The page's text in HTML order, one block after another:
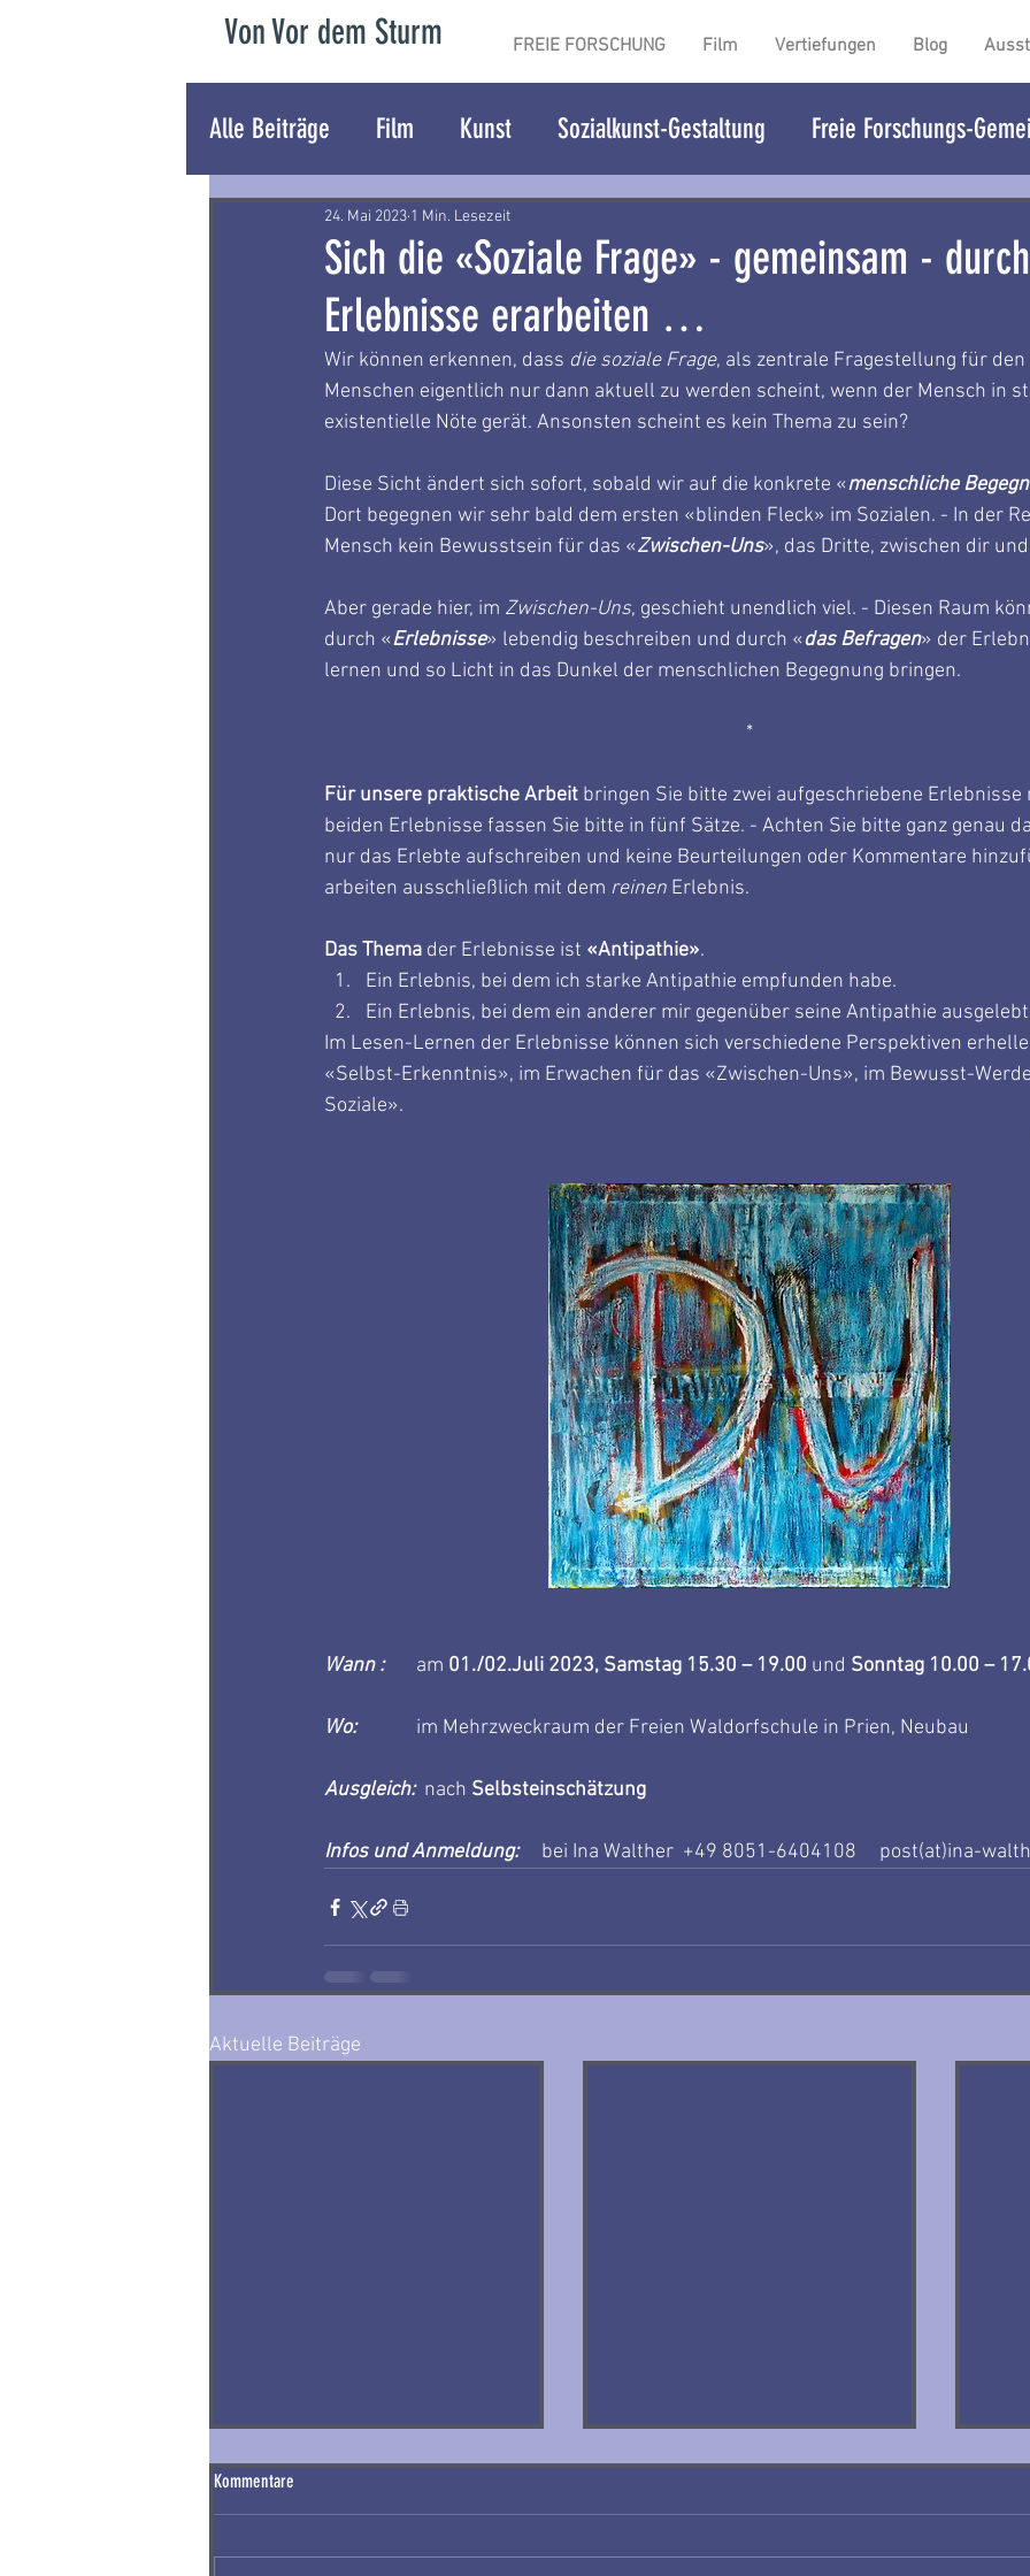
Von Vor dem Sturm FREIE FORSCHUNG Film Vertiefungen Blog
Alle Beiträge Film Kunst Sozialkunst-Gestaltung Freie Forschungs-
Sich die «Soziale Frage» - gemeinsam - durch
Erlebnisse erarbeiten …
24. Mai 2023 1 Min. Lesezeit
Wir können erkennen, dass die soziale Frage, als zentrale Fragestellung für den
Menschen eigentlich nur dann aktuell zu werden scheint, wenn der Mensch in
existentielle Nöte gerät. Ansonsten scheint es kein Thema zu sein?
Diese Sicht ändert sich sofort, sobald wir auf die konkrete «menschliche
Dort begegnen wir sehr bald dem ersten «blinden Fleck» im Sozialen. - In der
Mensch kein Bewusstsein für das «Zwischen-Uns», das Dritte, zwischen dir
Aber gerade hier, im Zwischen-Uns, geschieht unendlich viel. - Diesen Raum
durch «Erlebnisse» lebendig beschreiben und durch «das Befragen» der
lernen und so Licht in das Dunkel der menschlichen Begegnung bringen.
*
Für unsere praktische Arbeit bringen Sie bitte zwei aufgeschriebene Erlebnisse
beiden Erlebnisse fassen Sie bitte in fünf Sätze. - Achten Sie bitte ganz genau
nur das Erlebte aufschreiben und keine Beurteilungen oder Kommentare
arbeiten ausschließlich mit dem reinen Erlebnis.
Das Thema der Erlebnisse ist «Antipathie».
Ein Erlebnis, bei dem ich starke Antipathie empfunden habe.
Ein Erlebnis, bei dem ein anderer mir gegenüber seine Antipathie
Im Lesen-Lernen der Erlebnisse können sich verschiedene Perspektiven
«Selbst-Erkenntnis», im Erwachen für das «Zwischen-Uns», im Bewusst-
Soziale».
Wann :
	am
01./02.Juli 2023, Samstag 15.30 – 19.00 und Sonntag 10.00 –
Wo:
	im Mehrzweckraum der Freien Waldorfschule in Prien, Neubau
Ausgleich: nach Selbsteinschätzung
Infos und Anmeldung: bei Ina Walther +49 8051-6404108     post(at)ina-
Aktuelle Beiträge
Kommentare